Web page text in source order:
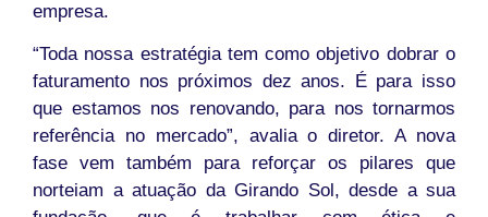
empresa.
“Toda nossa estratégia tem como objetivo dobrar o
faturamento nos próximos dez anos. É para isso
que estamos nos renovando, para nos tornarmos
referência no mercado”, avalia o diretor. A nova
fase vem também para reforçar os pilares que
norteiam a atuação da Girando Sol, desde a sua